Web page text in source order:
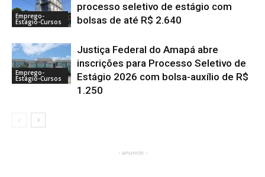
Emprego-
Estágio-Cursos
processo seletivo de estágio com
bolsas de até R$ 2.640
Emprego-
Estágio-Cursos
Justiça Federal do Amapá abre
inscrições para Processo Seletivo de
Estágio 2026 com bolsa-auxílio de R$
1.250
- anuncio -